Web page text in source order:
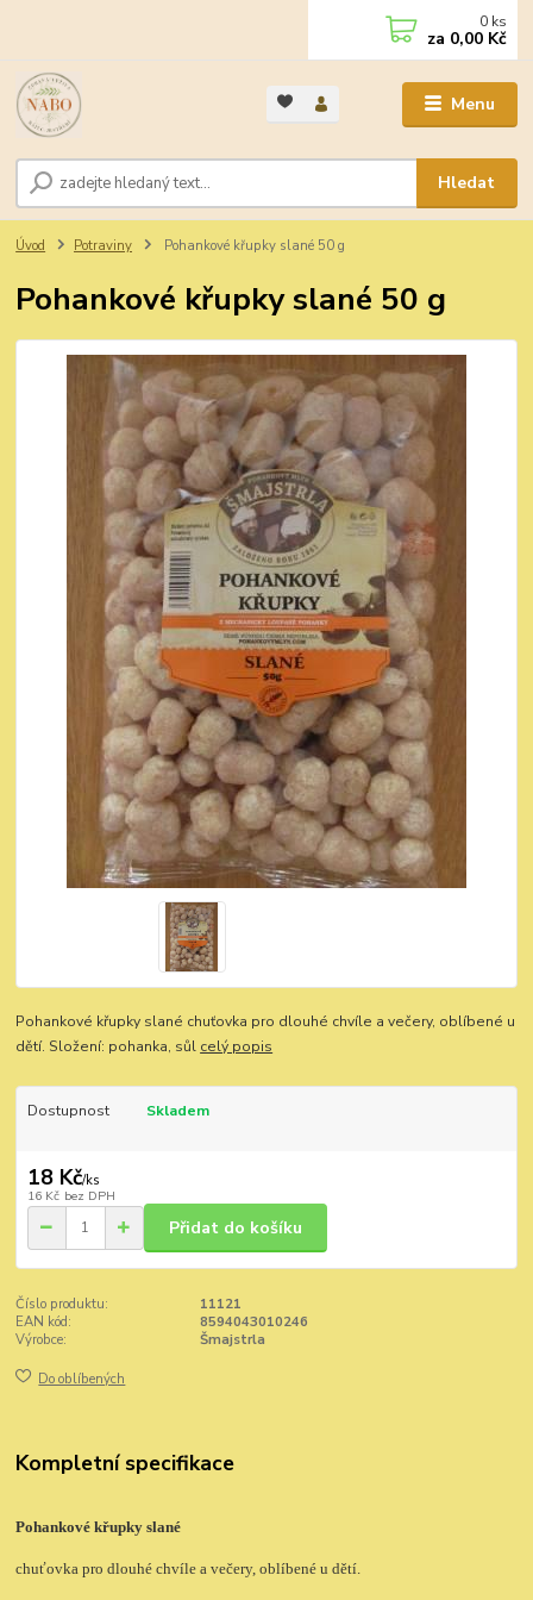
Menu
Hledat
0 ks
za 0,00 Kč
Úvod Potraviny Pohankové křupky slané 50 g
Pohankové křupky slané 50 g
Pohankové křupky slané chuťovka pro dlouhé chvíle a večery, oblíbené u
dětí. Složení: pohanka, sůl celý popis
Dostupnost Skladem
18 Kč/ks
16 Kč bez DPH
Přidat do košíku
Číslo produktu:
11121
EAN kód:
8594043010246
Výrobce:
Šmajstrla
Do oblíbených
Kompletní specifikace
Pohankové křupky slané
chuťovka pro dlouhé chvíle a večery, oblíbené u dětí.